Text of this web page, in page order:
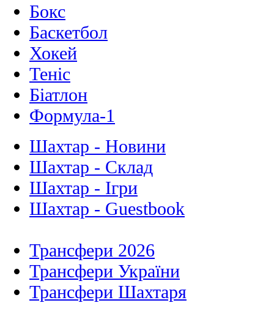
Бокс
Баскетбол
Хокей
Теніс
Біатлон
Формула-1
Шахтар - Новини
Шахтар - Склад
Шахтар - Ігри
Шахтар - Guestbook
Трансфери 2026
Трансфери України
Трансфери Шахтаря